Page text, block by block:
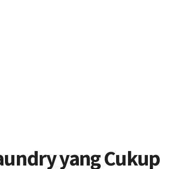
yang Cukup